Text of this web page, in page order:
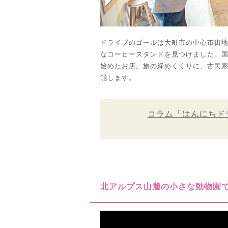
ドライブのゴールは大町市の中心市街
なコーヒースタンドを見つけました。
始めたお店。旅の締めくくりに、古民
能します。
コラム「はんにち
北アルプス山麓の小さな動物園